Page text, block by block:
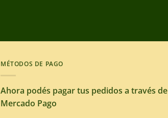
MÉTODOS DE PAGO
Ahora podés pagar tus pedidos a través de
Mercado Pago